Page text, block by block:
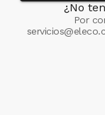
¿No
Por